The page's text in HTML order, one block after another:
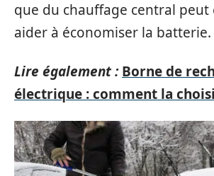
que du chauffage central
aider à économiser la batterie.
Lire également : Borne de
électrique : comment la